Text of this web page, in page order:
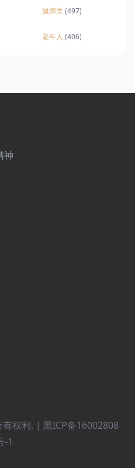
健脾类(497)
老年人 (406)
神
权利. | 黑ICP备16002808
-1